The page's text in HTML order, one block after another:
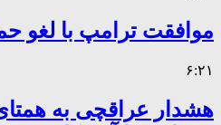
موافقت ترامپ با لغو
۶:۲۱
هشدار عراقچی به